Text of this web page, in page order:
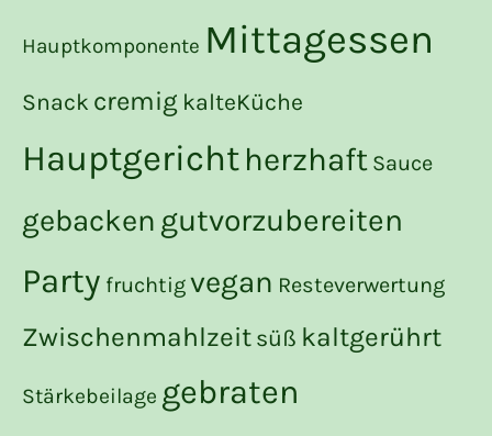
Hauptkomponente Mittagessen
Snack cremig kalteKüche
Hauptgericht herzhaft Sauce
gebacken gutvorzubereiten
Party fruchtigvegan Resteverwertung
Zwischenmahlzeit süß kaltgerührt
Stärkebeilage gebraten